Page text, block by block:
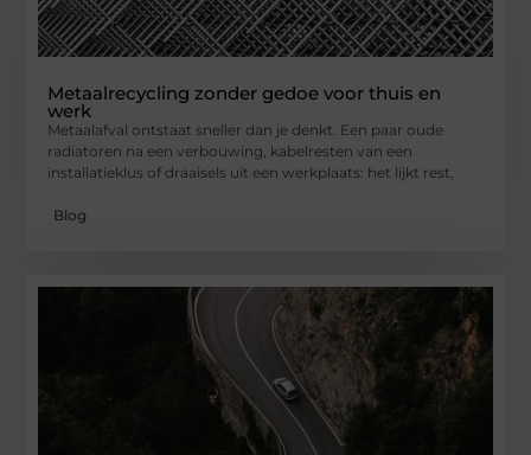
Metaalrecycling zonder gedoe voor thuis en
werk
Metaalafval ontstaat sneller dan je denkt. Een paar oude
radiatoren na een verbouwing, kabelresten van een
installatieklus of draaisels uit een werkplaats: het lijkt rest,
Blog